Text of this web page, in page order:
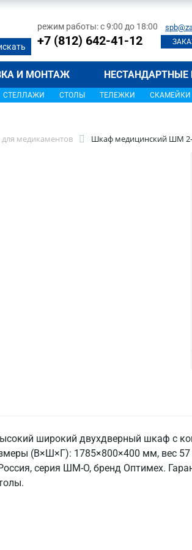
режим работы: с 9:00 до 18:00
+7 (812) 642-41-12
И МОНТАЖ НЕСТАНДАРТНЫЕ
СТЕЛЛАЖИ СТОЛЫ ТЕЛЕЖКИ СКАМЕЙКИ
медикаментов Шкаф медицинский ШМ
широкий двухдверный шкаф с
(В×Ш×Г): 1785×800×400 мм, вес 57
серия ШМ-О, бренд Оптимех.